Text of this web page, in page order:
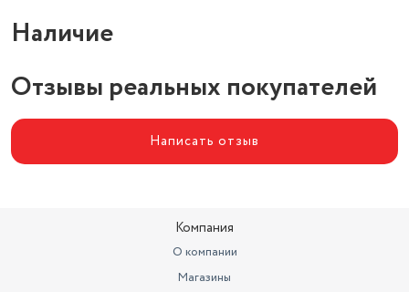
Наличие
Отзывы реальных покупателей
Написать отзыв
Компания
О компании
Магазины